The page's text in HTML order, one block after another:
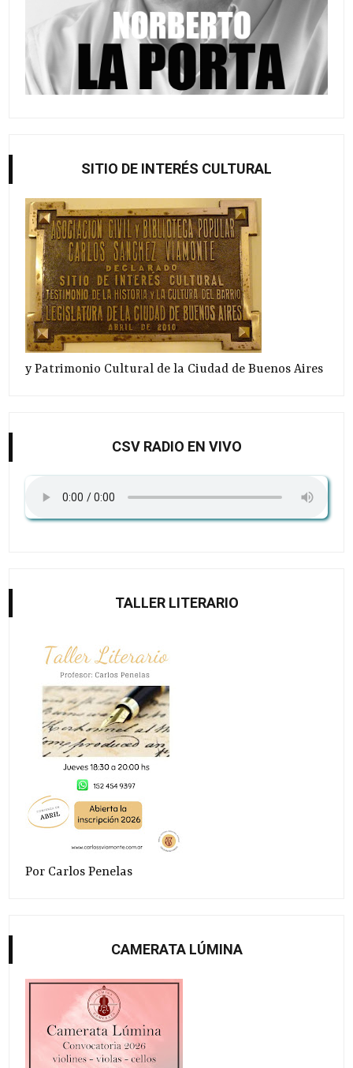
SITIO DE INTERÉS CULTURAL
y Patrimonio Cultural de la Ciudad de Buenos Aires
CSV RADIO EN VIVO
TALLER LITERARIO
Por Carlos Penelas
CAMERATA LÚMINA